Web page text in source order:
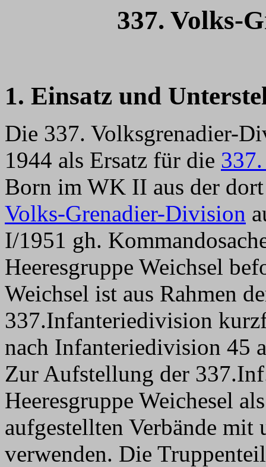
337. Volks-
1. Einsatz und
Die 337. Volksgrenadier-
1944 als Ersatz für die
Born im WK II aus der
Volks-Grenadier-Division
I/1951 gh.
Heeresgruppe Weichsel
Weichsel ist aus Rahmen
337.Infanteriedivision
nach Infanteriedivision 45
Zur Aufstellung der
Heeresgruppe Weichesel
aufgestellten Verbände
verwenden. Die